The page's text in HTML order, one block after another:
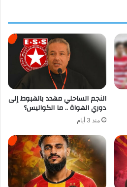
النجم الساحلي مهدد بالهبوط إلى
دوري الهواة .. ما الكواليس؟
منذ 3 أيام